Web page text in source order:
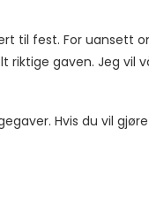
til fest. For uansett
gaven. Jeg vil
Hvis du vil